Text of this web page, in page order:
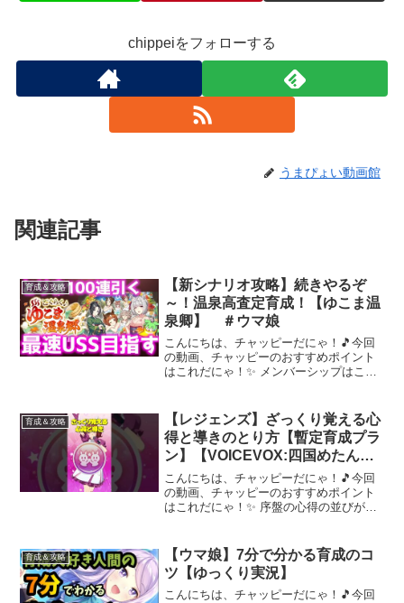
chippeiをフォローする
うまぴょい動画館
関連記事
育成＆攻略
【新シナリオ攻略】続きやるぞ
～！温泉高査定育成！【ゆこま温
泉卿】 ＃ウマ娘
こんにちは、チャッピーだにゃ！🎵今回
の動画、チャッピーのおすすめポイント
はこれだにゃ！✨ メンバーシップはこち
らないずんだもんBBずんだもんBBお得
セット1腰振...
育成＆攻略
【レジェンズ】ざっくり覚える心
得と導きのとり方【暫定育成プラ
ン】【VOICEVOX:四国めたん】
#ウマ娘プリティーダービー #ウ
マ娘 #新シナリオ #ハイセイコー
こんにちは、チャッピーだにゃ！🎵今回
の動画、チャッピーのおすすめポイント
はこれだにゃ！✨ 序盤の心得の並びが悪
ろしくお願いします。コメントもお気軽
にどうぞ。●不定期で...
育成＆攻略
【ウマ娘】7分で分かる育成のコ
ツ【ゆっくり実況】
こんにちは、チャッピーだにゃ！🎵今回